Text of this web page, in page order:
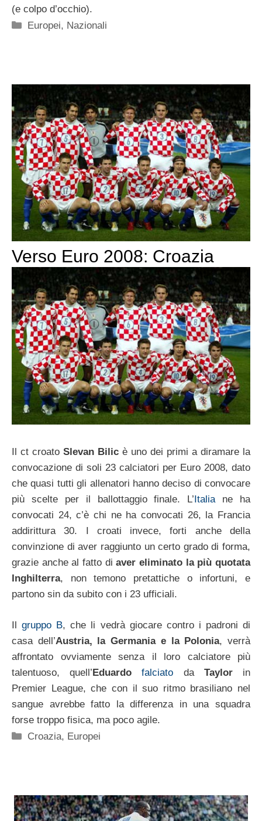
(e colpo d’occhio).
Categorie
Europei, Nazionali
Verso Euro 2008: Croazia
Il ct croato Slevan Bilic è uno dei primi a diramare la
convocazione di soli 23 calciatori per Euro 2008, dato
che quasi tutti gli allenatori hanno deciso di convocare
più scelte per il ballottaggio finale. L’Italia ne ha
convocati 24, c’è chi ne ha convocati 26, la Francia
addirittura 30. I croati invece, forti anche della
convinzione di aver raggiunto un certo grado di forma,
grazie anche al fatto diaver eliminato la più quotata
Inghilterra, non temono pretattiche o infortuni, e
partono sin da subito con i 23 ufficiali.
Ilgruppo B, che li vedrà giocare contro i padroni di
casa dell’Austria, la Germania e la Polonia, verrà
affrontato ovviamente senza il loro calciatore più
talentuoso, quell’Eduardofalciato da Taylor in
Premier League, che con il suo ritmo brasiliano nel
sangue avrebbe fatto la differenza in una squadra
forse troppo fisica, ma poco agile.
Categorie
Croazia, Europei